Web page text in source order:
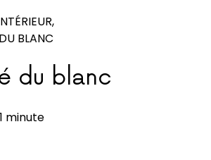
BLANC
du blanc
1 minute